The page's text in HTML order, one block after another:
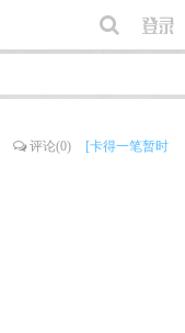
评论(0)
[卡得一笔暂时